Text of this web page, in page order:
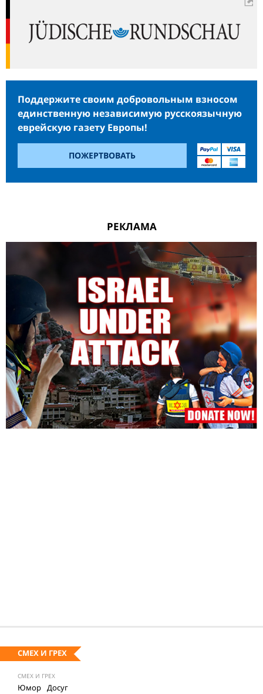
Поддержите своим добровольным взносом
единственную независимую русскоязычную
еврейскую газету Европы!
ПОЖЕРТВОВАТЬ
РЕКЛАМА
СМЕХ И ГРЕХ
СМЕХ И ГРЕХ
Юмор Досуг